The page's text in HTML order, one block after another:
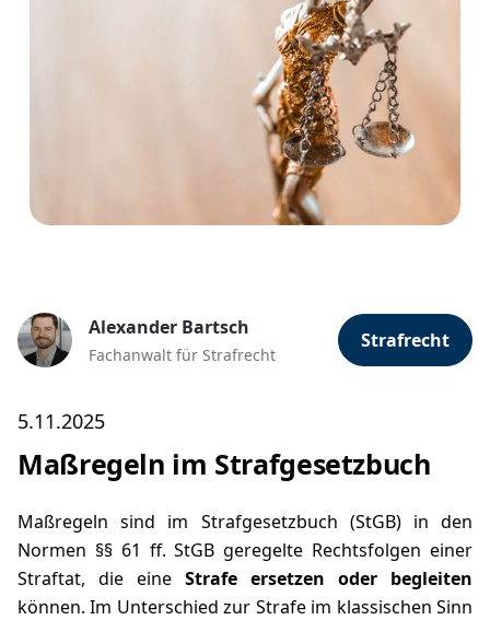
Alexander Bartsch
Fachanwalt für Strafrecht
Strafrecht
5.11.2025
Maßregeln im Strafgesetzbuch
Maßregeln sind im Strafgesetzbuch (StGB) in den
Normen §§ 61 ff. StGB geregelte Rechtsfolgen einer
Straftat, die eine Strafe ersetzen oder begleiten
können. Im Unterschied zur Strafe im klassischen Sinn